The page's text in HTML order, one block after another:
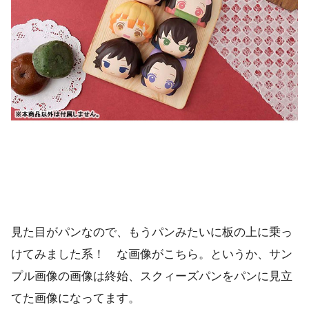
見た目がパンなので、もうパンみたいに板の上に乗っ
けてみました系！ な画像がこちら。というか、サン
プル画像の画像は終始、スクィーズパンをパンに見立
てた画像になってます。